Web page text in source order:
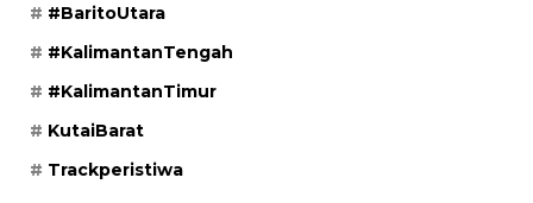
#BaritoUtara
#KalimantanTengah
#KalimantanTimur
KutaiBarat
Trackperistiwa